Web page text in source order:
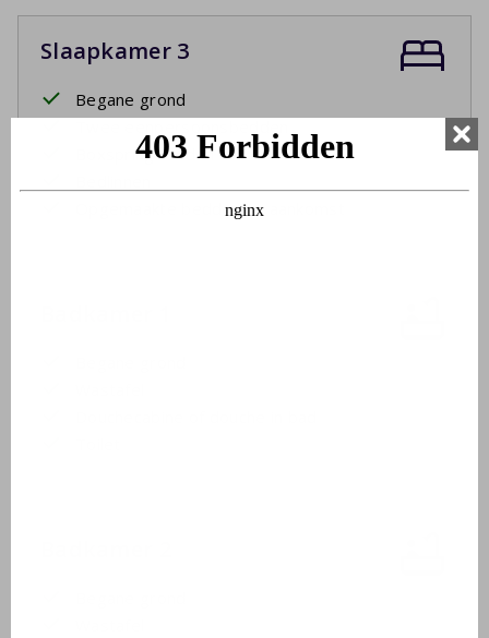
Slaapkamer 3
Begane grond
Boxspringbedden
Opgemaakte bedden bij aankomst